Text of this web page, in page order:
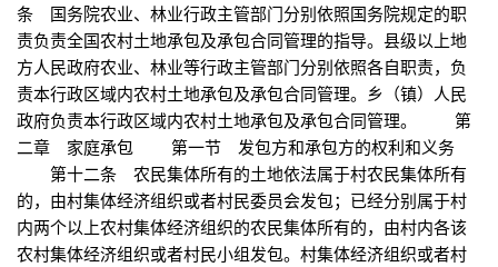
条 国务院农业、林业行政主管部门分别依照国务院规定的职
责负责全国农村土地承包及承包合同管理的指导。县级以上地
方人民政府农业、林业等行政主管部门分别依照各自职责，负
责本行政区域内农村土地承包及承包合同管理。乡（镇）人民
政府负责本行政区域内农村土地承包及承包合同管理。 第
二章 家庭承包 第一节 发包方和承包方的权利和义务
第十二条 农民集体所有的土地依法属于村农民集体所有
的，由村集体经济组织或者村民委员会发包；已经分别属于村
内两个以上农村集体经济组织的农民集体所有的，由村内各该
农村集体经济组织或者村民小组发包。村集体经济组织或者村